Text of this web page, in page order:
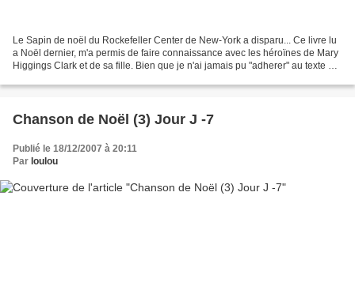
Le Sapin de noël du Rockefeller Center de New-York a disparu... Ce livre lu
a Noël dernier, m'a permis de faire connaissance avec les héroïnes de Mary
Higgings Clark et de sa fille. Bien que je n'ai jamais pu "adherer" au texte de
Chanson de Noël (3) Jour J -7
Publié le 18/12/2007 à 20:11
Par loulou